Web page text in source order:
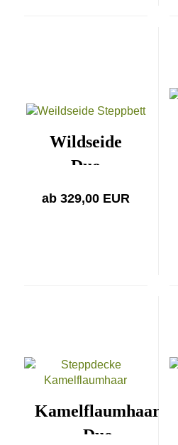
Wildseide
Duo
ab 329,00 EUR
Kamelflaumhaar
Duo